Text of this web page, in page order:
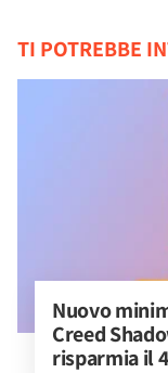
TI POTREBBE
Nuovo
Creed
risparmia il